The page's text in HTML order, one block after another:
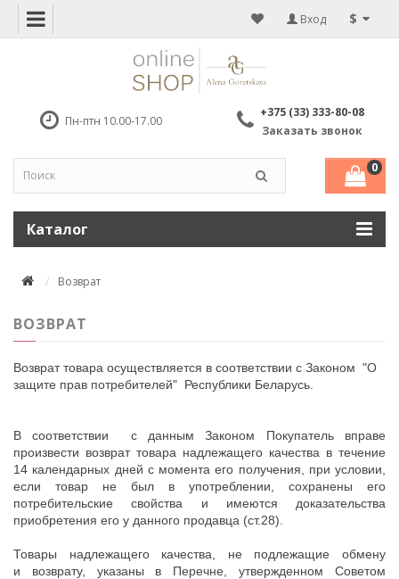
$
Вход
Пн-птн 10.00-17.00
+375 (33) 333-80-08
Заказать звонок
0
Каталог
Возврат
ВОЗВРАТ
Возврат товара осуществляется в соответствии с Законом "О
защите прав потребителей" Республики Беларусь.
В соответствии с данным Законом Покупатель вправе
произвести возврат товара надлежащего качества в течение
14 календарных дней с момента его получения, при условии,
если товар не был в употреблении, сохранены его
потребительские свойства и имеются доказательства
приобретения его у данного продавца (ст.28).
Товары надлежащего качества, не подлежащие обмену
и возврату, указаны в Перечне , утвержденном Советом